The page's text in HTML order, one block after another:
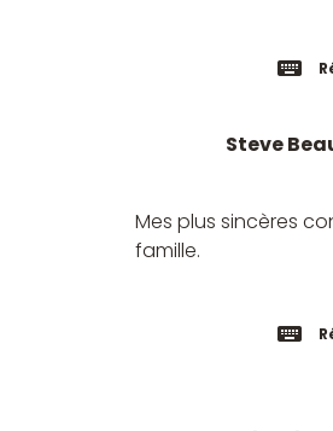
Steve
Mes plus sincères
famille.